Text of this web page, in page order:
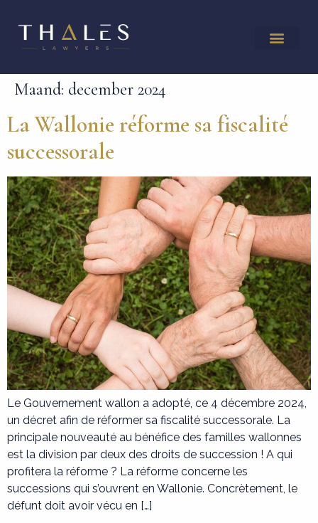
Maand: december 2024
La Wallonie réforme sa fiscalité
successorale
Le Gouvernement wallon a adopté, ce 4 décembre 2024,
un décret afin de réformer sa fiscalité successorale. La
principale nouveauté au bénéfice des familles wallonnes
est la division par deux des droits de succession ! A qui
profitera la réforme ? La réforme concerne les
successions qui s’ouvrent en Wallonie. Concrètement, le
défunt doit avoir vécu en […]